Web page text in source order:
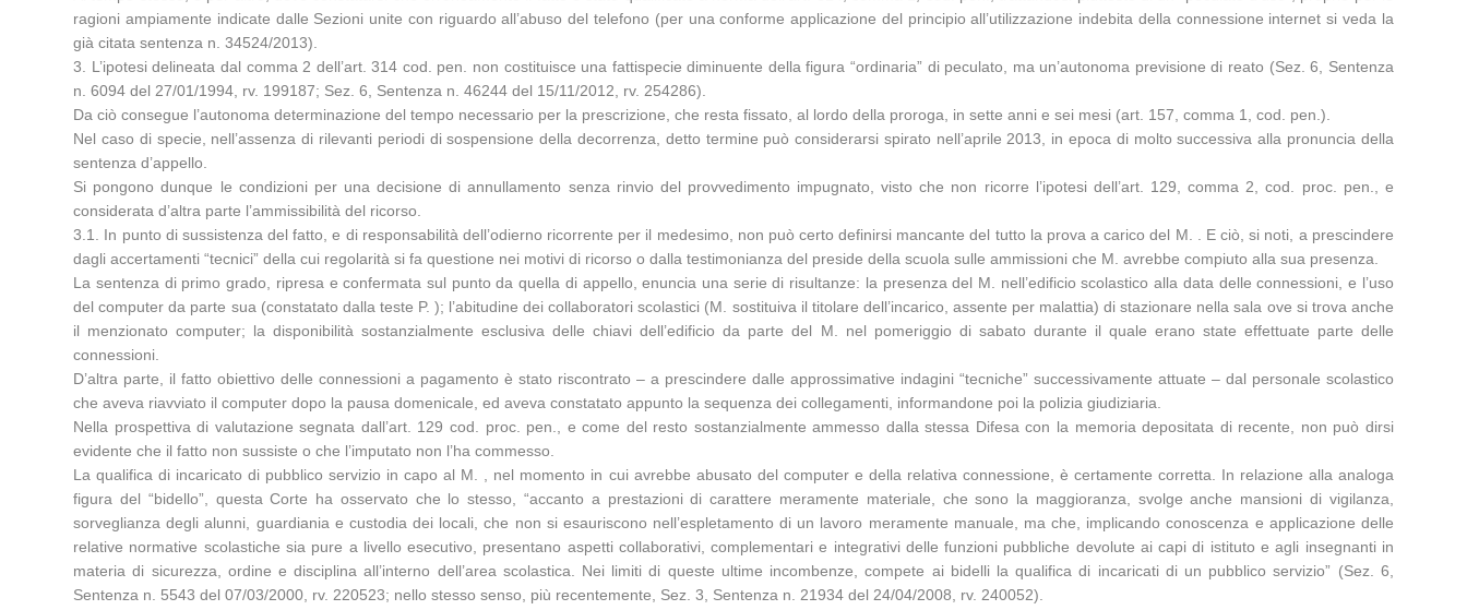
ragioni ampiamente indicate dalle Sezioni unite con riguardo all’abuso del telefono (per una conforme applicazione del principio all’utilizzazione indebita della connessione internet si veda la
già citata sentenza n. 34524/2013).
3. L’ipotesi delineata dal comma 2 dell’art. 314 cod. pen. non costituisce una fattispecie diminuente della figura “ordinaria” di peculato, ma un’autonoma previsione di reato (Sez. 6, Sentenza
n. 6094 del 27/01/1994, rv. 199187; Sez. 6, Sentenza n. 46244 del 15/11/2012, rv. 254286).
Da ciò consegue l’autonoma determinazione del tempo necessario per la prescrizione, che resta fissato, al lordo della proroga, in sette anni e sei mesi (art. 157, comma 1, cod. pen.).
Nel caso di specie, nell’assenza di rilevanti periodi di sospensione della decorrenza, detto termine può considerarsi spirato nell’aprile 2013, in epoca di molto successiva alla pronuncia della
sentenza d’appello.
Si pongono dunque le condizioni per una decisione di annullamento senza rinvio del provvedimento impugnato, visto che non ricorre l’ipotesi dell’art. 129, comma 2, cod. proc. pen., e
considerata d’altra parte l’ammissibilità del ricorso.
3.1. In punto di sussistenza del fatto, e di responsabilità dell’odierno ricorrente per il medesimo, non può certo definirsi mancante del tutto la prova a carico del M. . E ciò, si noti, a prescindere
dagli accertamenti “tecnici” della cui regolarità si fa questione nei motivi di ricorso o dalla testimonianza del preside della scuola sulle ammissioni che M. avrebbe compiuto alla sua presenza.
La sentenza di primo grado, ripresa e confermata sul punto da quella di appello, enuncia una serie di risultanze: la presenza del M. nell’edificio scolastico alla data delle connessioni, e l’uso
del computer da parte sua (constatato dalla teste P. ); l’abitudine dei collaboratori scolastici (M. sostituiva il titolare dell’incarico, assente per malattia) di stazionare nella sala ove si trova anche
il menzionato computer; la disponibilità sostanzialmente esclusiva delle chiavi dell’edificio da parte del M. nel pomeriggio di sabato durante il quale erano state effettuate parte delle
connessioni.
D’altra parte, il fatto obiettivo delle connessioni a pagamento è stato riscontrato – a prescindere dalle approssimative indagini “tecniche” successivamente attuate – dal personale scolastico
che aveva riavviato il computer dopo la pausa domenicale, ed aveva constatato appunto la sequenza dei collegamenti, informandone poi la polizia giudiziaria.
Nella prospettiva di valutazione segnata dall’art. 129 cod. proc. pen., e come del resto sostanzialmente ammesso dalla stessa Difesa con la memoria depositata di recente, non può dirsi
evidente che il fatto non sussiste o che l’imputato non l’ha commesso.
La qualifica di incaricato di pubblico servizio in capo al M. , nel momento in cui avrebbe abusato del computer e della relativa connessione, è certamente corretta. In relazione alla analoga
figura del “bidello”, questa Corte ha osservato che lo stesso, “accanto a prestazioni di carattere meramente materiale, che sono la maggioranza, svolge anche mansioni di vigilanza,
sorveglianza degli alunni, guardiania e custodia dei locali, che non si esauriscono nell’espletamento di un lavoro meramente manuale, ma che, implicando conoscenza e applicazione delle
relative normative scolastiche sia pure a livello esecutivo, presentano aspetti collaborativi, complementari e integrativi delle funzioni pubbliche devolute ai capi di istituto e agli insegnanti in
materia di sicurezza, ordine e disciplina all’interno dell’area scolastica. Nei limiti di queste ultime incombenze, compete ai bidelli la qualifica di incaricati di un pubblico servizio” (Sez. 6,
Sentenza n. 5543 del 07/03/2000, rv. 220523; nello stesso senso, più recentemente, Sez. 3, Sentenza n. 21934 del 24/04/2008, rv. 240052).